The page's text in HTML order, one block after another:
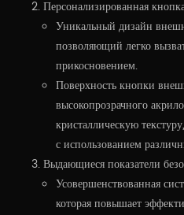
Персонализированная
Уникальный дизайн
позволяющий легко
прикосновением.
Поверхность кнопки
высокопрозрачного
кристаллическую
с использованием
Выдающиеся показатели
Усовершенствованная
которая повышает